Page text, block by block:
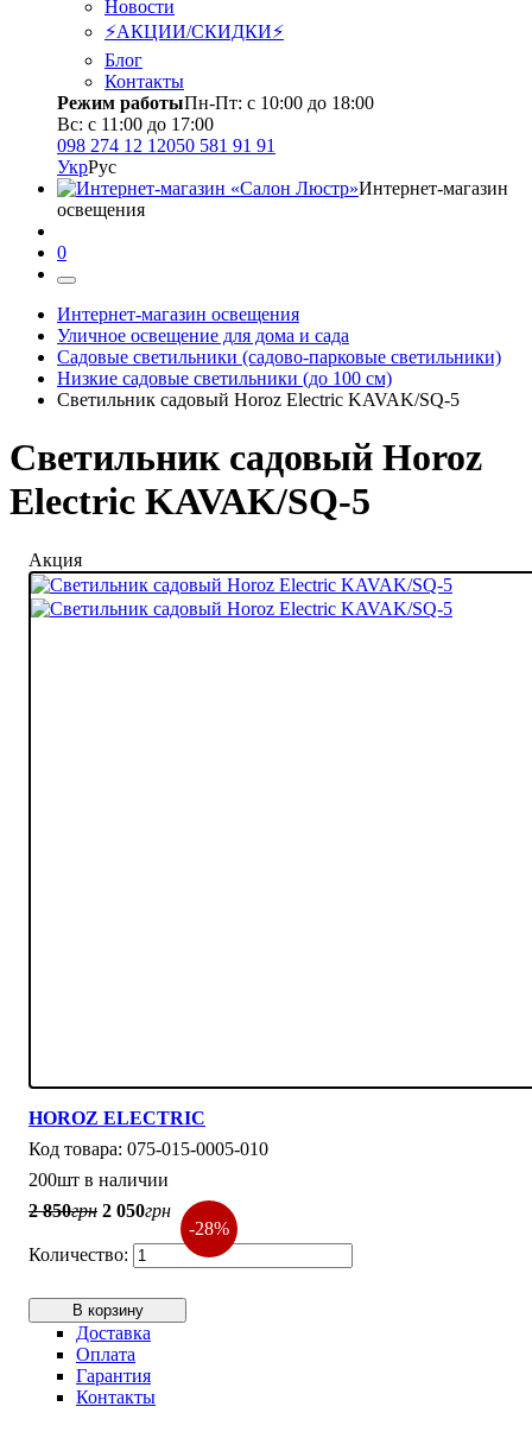
Новости
⚡АКЦИИ/СКИДКИ⚡
Блог
Контакты
Режим работыПн-Пт: с 10:00 до 18:00
Вс: с 11:00 до 17:00
098 274 12 12050 581 91 91
УкрРус
Интернет-магазин
освещения
0
Интернет-магазин освещения
Уличное освещение для дома и сада
Садовые светильники (садово-парковые светильники)
Низкие садовые светильники (до 100 см)
Светильник садовый Horoz Electric KAVAK/SQ-5
Светильник садовый Horoz
Electric KAVAK/SQ-5
Акция
HOROZ ELECTRIC
075-015-0005-010
200шт в наличии
-28%
2 850грн 2 050грн
В корзину
Доставка
Оплата
Гарантия
Контакты